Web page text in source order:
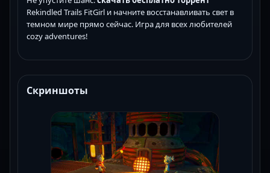
Rekindled Trails FitGirl и начните восстанавливать свет в
темном мире прямо сейчас. Игра для всех любителей
cozy adventures!
Скриншоты